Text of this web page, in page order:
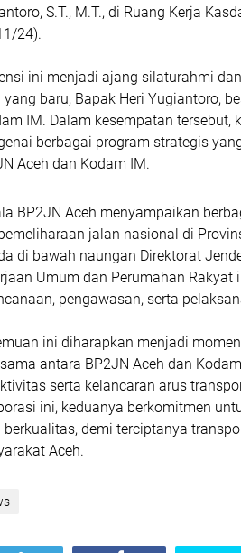
S.T., M.T., di Ruang Kerja
24).
ini menjadi ajang silaturahmi
yang baru, Bapak Heri Yugiantoro,
IM. Dalam kesempatan tersebut,
berbagai program strategis
Aceh dan Kodam IM.
BP2JN Aceh menyampaikan
jalan nasional di
di bawah naungan Direktorat
Umum dan Perumahan
pengawasan, serta
ini diharapkan menjadi
antara BP2JN Aceh dan
serta kelancaran arus
ini, keduanya berkomitmen
berkualitas, demi terciptanya
Aceh.